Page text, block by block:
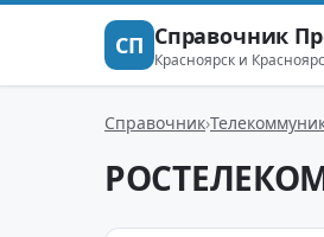
СП Справочник
Красноярск и
Справочник